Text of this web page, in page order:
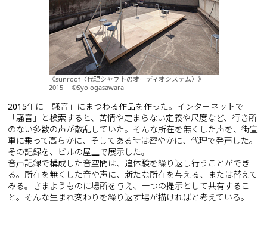
《sunroof〈代理シャウトのオーディオシステム〉》
2015 ©Syo ogasawara
2015年に「騒音」にまつわる作品を作った。インターネットで
「騒音」と検索すると、苦情や定まらない定義や尺度など、行き所
のない多数の声が散乱していた。そんな所在を無くした声を、街宣
車に乗って高らかに、そしてある時は密やかに、代理で発声した。
その記録を、ビルの屋上で展示した。
音声記録で構成した音空間は、追体験を繰り返し行うことができ
る。所在を無くした音や声に、新たな所在を与える、または替えて
みる。さまようものに場所を与え、一つの提示として共有するこ
と。そんな生まれ変わりを繰り返す場が描ければと考えている。